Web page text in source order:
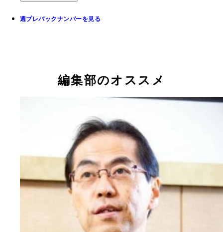
週プレバックナンバーを見る
編集部のオススメ